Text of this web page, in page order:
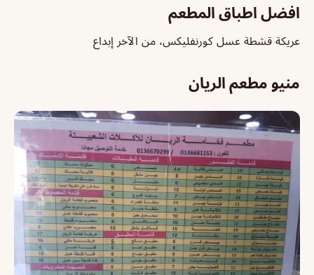
افضل اطباق المطعم
عريكة قشطة عسل كورنفليكس، من الآخر إبداع
منيو مطعم الريان